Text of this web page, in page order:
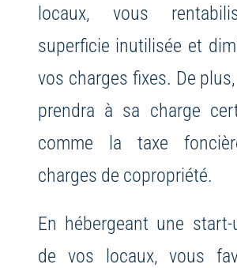
locaux, vous
superficie inutilisée et
vos charges fixes. De
prendra à sa charge
comme la taxe
charges de copropriété.
En hébergeant une
de vos locaux, vous